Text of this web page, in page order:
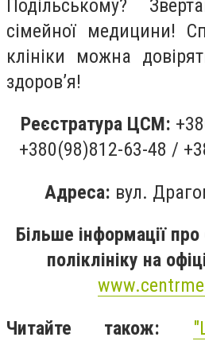
Подільському?
сімейної медицини!
клініки можна
здоров’я!
Реєстратура ЦСМ:
+380(98)812-63-48 /
Адреса: вул.
Більше інформації
поліклініку на
Читайте також: "